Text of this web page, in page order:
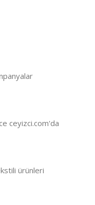
ceyizci.com'da
ürünleri